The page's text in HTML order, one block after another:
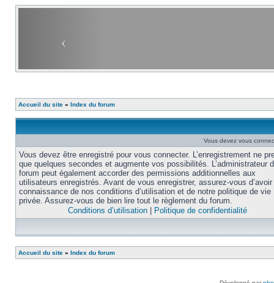
Accueil du site » Index du forum
Vous devez vous
Vous devez être enregistré pour vous connecter. L’enregistrement ne
que quelques secondes et augmente vos possibilités. L’administrateur
forum peut également accorder des permissions additionnelles aux
utilisateurs enregistrés. Avant de vous enregistrer, assurez-vous
connaissance de nos conditions d’utilisation et de notre politique de vie
privée. Assurez-vous de bien lire tout le règlement du forum.
Conditions d’utilisation
Politique de confidentialité
Accueil du site » Index du forum